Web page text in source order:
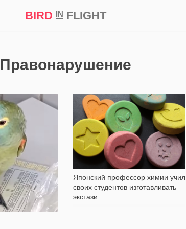
BIRD INFLIGHT
Правонарушение
Японский профессор химии учил
своих студентов изготавливать
экстази
6 261